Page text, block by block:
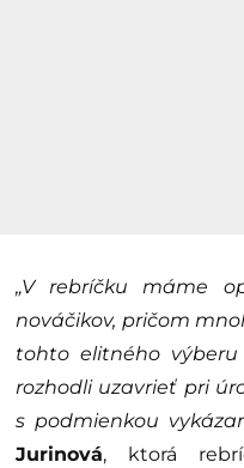
„V rebríčku máme
nováčikov, pričom
tohto elitného
rozhodli uzavrieť pri
s podmienkou
Jurinová, ktorá